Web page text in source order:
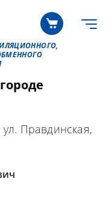
Правдинская,